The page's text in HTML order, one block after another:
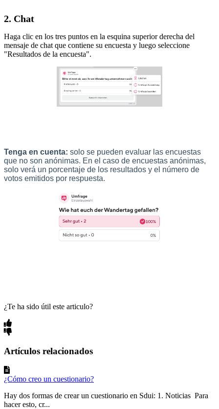
2. Chat
Haga clic en los tres puntos en la esquina superior derecha del
mensaje de chat que contiene su encuesta y luego seleccione
"Resultados de la encuesta".
Tenga en cuenta: solo se pueden evaluar las encuestas
que no son anónimas. En el caso de encuestas anónimas,
solo verá un porcentaje de los resultados y el número de
votos emitidos por respuesta.
¿Te ha sido útil este articulo?
Artículos relacionados
¿Cómo creo un cuestionario?
Hay dos formas de crear un cuestionario en Sdui: 1. Noticias Para
hacer esto, cr...